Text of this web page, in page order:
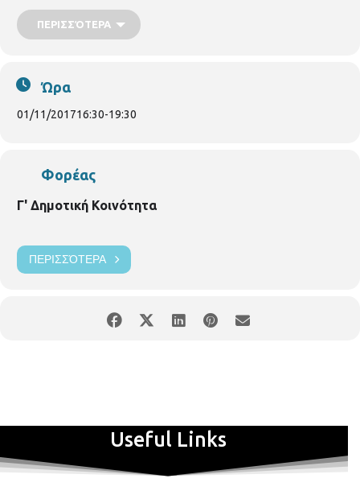
ΕΙΣΟΔΟΣ ΕΛΕΥΘΕΡΗ
ΠΕΡΙΣΣΌΤΕΡΑ
Ώρα
01/11/201716:30-19:30
Φορέας
Γ' Δημοτική Κοινότητα
ΠΕΡΙΣΣΌΤΕΡΑ
Useful Links